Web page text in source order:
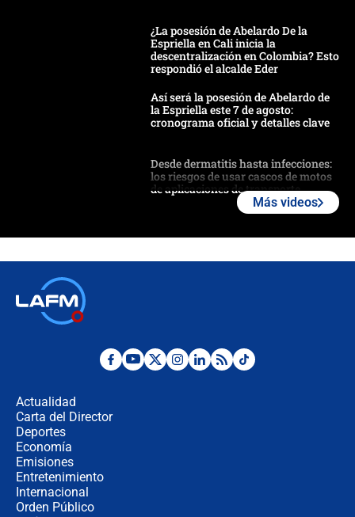
¿La posesión de Abelardo De la
Espriella en Cali inicia la
descentralización en Colombia? Esto
respondió el alcalde Eder
Así será la posesión de Abelardo de
la Espriella este 7 de agosto:
cronograma oficial y detalles clave
Desde dermatitis hasta infecciones:
los riesgos de usar cascos de motos
de aplicaciones de transporte
Posesión de Abelardo De La Espriella
Más videos
Actualidad
Carta del Director
Deportes
Economía
Emisiones
Entretenimiento
Internacional
Orden Público